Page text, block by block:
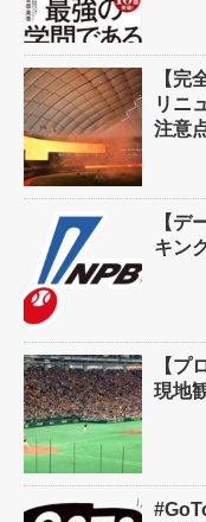
【完
リニ
注意
【デ
キン
【プ
現地